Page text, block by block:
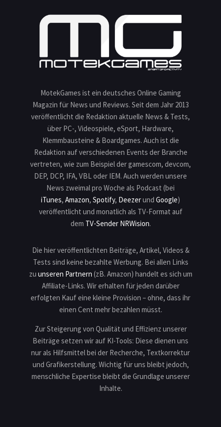
MotekGames ist ein deutsches Online Gaming
Magazin für News und Reviews. Seit dem Jahr 2013
veröffentlicht die Redaktion aktuelle News & Tests,
über PC-, Videospiele, eSport, Hardware,
Klemmbausteine & Boardgames. Auch ist die
Redaktion auf verschiedenen Events der Branche
vertreten, wie zum Beispiel der gamescom, devcom,
DEP, DCP, IFA, VBL oder IEM. Auch werden unsere
News zweimal pro Woche als Podcast (bei
iTunes, Amazon, Spotify, Deezerund Google)
veröffentlicht und monatlich als TV-Format auf
dem TV-Sender NRWision.
Die hier veröffentlichten Beiträge, Artikel, Videos &
Tests sind keine bezahlte Werbung. Bei allen Links
zu unseren Partnern (zB. Amazon) handelt es sich um
Affiliate-Links. Wir erhalten für jeden darüber
erfolgten Kauf eine kleine Provision – ohne, dass ihr
einen Cent mehr bezahlen müsst.
Zur Steigerung von Qualität und Effizienz unserer
Beiträge setzen wir auf KI-Tools: Diese dienen uns
nur als Hilfsmittel bei der Recherche, Textkorrektur
und Grafikerstellung. Wichtig für uns bleibt jedoch,
menschliche Expertise bleibt die Grundlage unserer
Inhalte.